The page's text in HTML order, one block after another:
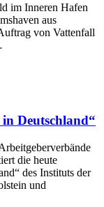
im Inneren Hafen
aus
von Vattenfall
Deutschland“
die heute
des Instituts der
und